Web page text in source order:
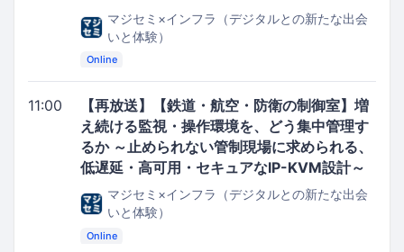
マジセミ×インフラ（デジタルとの新たな出会
いと体験）
Online
11:00
【再放送】【鉄道・航空・防衛の制御室】増
え続ける監視・操作環境を、どう集中管理す
るか ～止められない管制現場に求められる、
低遅延・高可用・セキュアなIP-KVM設計～
マジセミ×インフラ（デジタルとの新たな出会
いと体験）
Online